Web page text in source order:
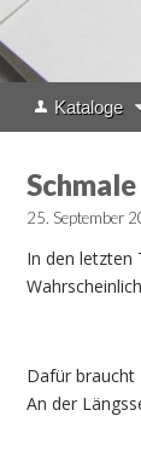
Kataloge
25. September
In den letzten
Dafür braucht
An der